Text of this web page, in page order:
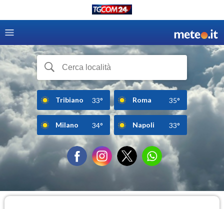
Tribiano 33° Roma 35°
Milano 34° Napoli 33°